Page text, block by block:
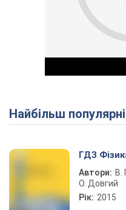
Найбільш
ГДЗ
Автори: В.
О. Довгий
Рік: 2015